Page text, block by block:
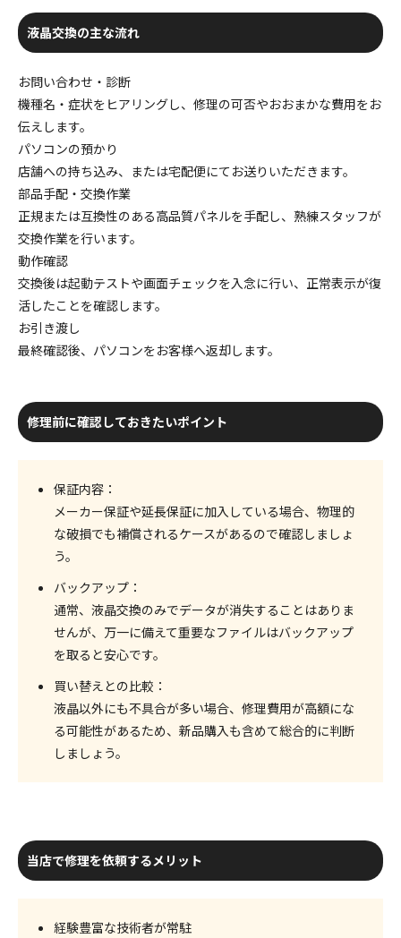
液晶交換の主な流れ
お問い合わせ・診断
機種名・症状をヒアリングし、修理の可否やおおまかな費用をお
伝えします。
パソコンの預かり
店舗への持ち込み、または宅配便にてお送りいただきます。
部品手配・交換作業
正規または互換性のある高品質パネルを手配し、熟練スタッフが
交換作業を行います。
動作確認
交換後は起動テストや画面チェックを入念に行い、正常表示が復
活したことを確認します。
お引き渡し
最終確認後、パソコンをお客様へ返却します。
修理前に確認しておきたいポイント
保証内容 ：
メーカー保証や延長保証に加入している場合、物理的
な破損でも補償されるケースがあるので確認しましょ
う。
バックアップ ：
通常、液晶交換のみでデータが消失することはありま
せんが、万一に備えて重要なファイルはバックアップ
を取ると安心です。
買い替えとの比較 ：
液晶以外にも不具合が多い場合、修理費用が高額にな
る可能性があるため、新品購入も含めて総合的に判断
しましょう。
当店で修理を依頼するメリット
経験豊富な技術者が常駐